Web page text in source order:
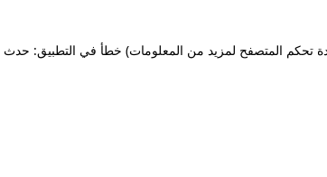
خطأ في التطبيق: حدث تحكم المتصفح لمزيد من المعلومات)